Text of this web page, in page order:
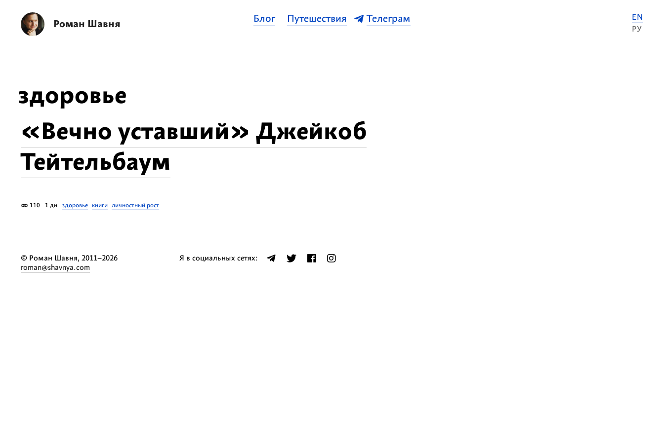
Роман Шавня Блог Путешествия Телеграм
EN
РУ
здоровье
«Вечно уставший» Джейкоб
Тейтельбаум
110 1 дн здоровье книги личностный рост
Я в социальных сетях:
© Роман Шавня, 2011–2026
roman@shavnya.com